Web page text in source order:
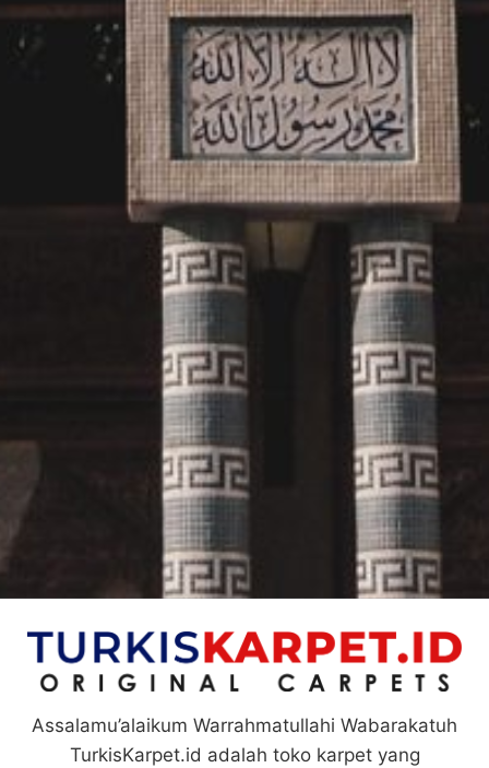
Assalamu’alaikum Warrahmatullahi Wabarakatuh
TurkisKarpet.id adalah toko karpet yang